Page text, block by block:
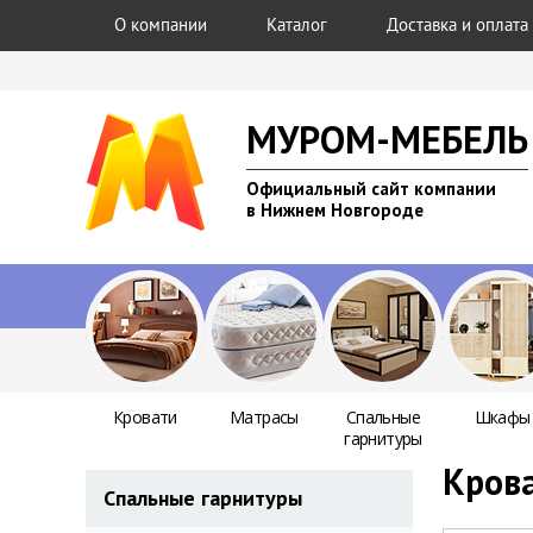
О компании Каталог Доставка и оплата
МУРОМ-МЕБЕЛЬ
Официальный сайт компании
в Нижнем Новгороде
Кровати Матрасы
Спальные
гарнитуры
Шкафы
Спальные гарнитуры